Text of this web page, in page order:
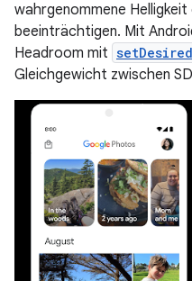
wahrgenommene
beeinträchtigen. Mit
Headroom mit
Gleichgewicht zwischen